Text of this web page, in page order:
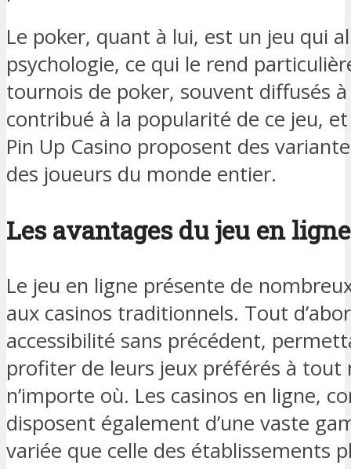
Le poker, quant à lui, est un jeu qui
psychologie, ce qui le rend
tournois de poker, souvent diffusés
contribué à la popularité de ce jeu,
Pin Up Casino proposent des
des joueurs du monde entier.
Les avantages du jeu en ligne
Le jeu en ligne présente de
aux casinos traditionnels. Tout
accessibilité sans précédent,
profiter de leurs jeux préférés à
n’importe où. Les casinos en ligne,
disposent également d’une vaste
variée que celle des établissements